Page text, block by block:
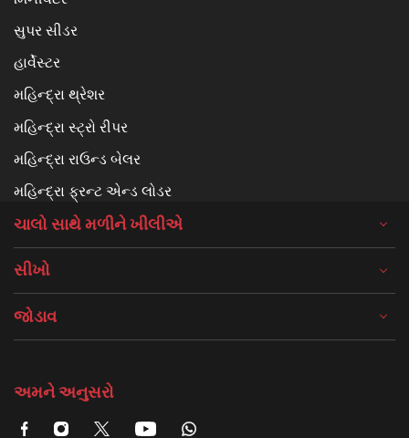
સુપર સીડર
હાર્વેસ્ટર
મહિન્દ્રા થ્રેશર
મહિન્દ્રા સ્ટ્રો રીપર
મહિન્દ્રા રાઉન્ડ બેલર
મહિન્દ્રા ફ્રન્ટ એન્ડ લોડર
ચાલો સાથે મળીને ખીલીએ
સીખો
જોડાવ
અમને અનુસરો